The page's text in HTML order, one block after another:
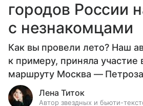
городов России
с незнакомцами
Как вы провели лето? Наш
к примеру, приняла участие
маршруту Москва —
Лена Титок
Автор звездных и бьюти-